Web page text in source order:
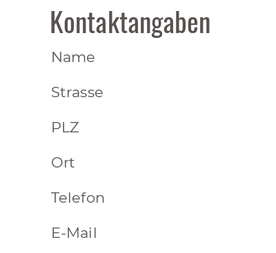
Kontaktangaben
Name
Strasse
PLZ
Ort
Telefon
E-Mail